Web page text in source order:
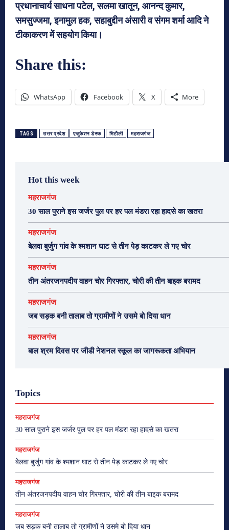
प्रधानाचार्य साधना पटेल, सलमा खातून, आनन्द कुमार,
समसुज्जमा, इनामुल हक, सहाबुद्दीन अंसारी व संगम शर्मा आदि ने
टीकाकरण में सहयोग किया।
Share this:
WhatsApp Facebook X More
TAGS उत्तर प्रदेश एजुकेशन डेस्क भिटौली महराजगंज
Hot this week
महराजगंज
30 साल पुराने इस जर्जर पुल पर हर पल मंडरा रहा हादसे का खतरा
महराजगंज
बेलवा बुर्जुग गांव के श्मशान घाट से तीन पेड़ काटकर ले गए चोर
महराजगंज
तीन अंतरजनपदीय वाहन चोर गिरफ्तार, चोरी की तीन बाइक बरामद
महराजगंज
जब सड़क बनी तालाब तो ग्रामीणों ने उसमे बो दिया धान
महराजगंज
बाल श्रम दिवस पर जीडी नेशनल स्कूल का जागरूकता अभियान
Topics
महराजगंज
30 साल पुराने इस जर्जर पुल पर हर पल मंडरा रहा हादसे का खतरा
महराजगंज
बेलवा बुर्जुग गांव के श्मशान घाट से तीन पेड़ काटकर ले गए चोर
महराजगंज
तीन अंतरजनपदीय वाहन चोर गिरफ्तार, चोरी की तीन बाइक बरामद
महराजगंज
जब सड़क बनी तालाब तो ग्रामीणों ने उसमे बो दिया धान